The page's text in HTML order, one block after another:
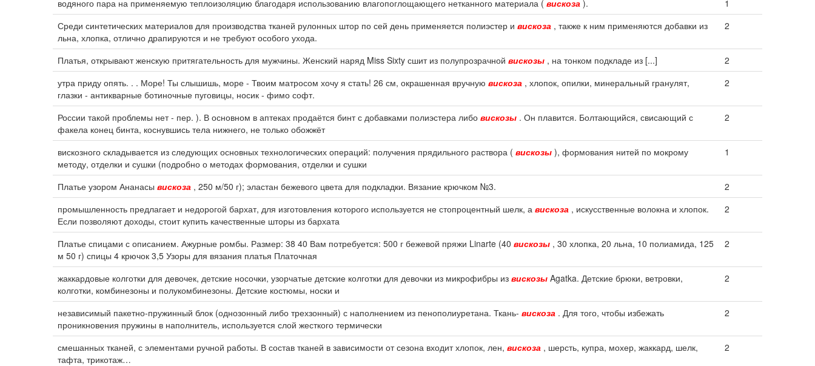
водяного пара на применяемую теплоизоляцию благодаря использованию влагопоглощающего нетканного материала ( вискоза ).
1
Среди синтетических материалов для производства тканей рулонных штор по сей день применяется полиэстер и вискоза , также к ним применяются добавки из
льна, хлопка, отлично драпируются и не требуют особого ухода.
2
Платья, открывают женскую притягательность для мужчины. Женский наряд Miss Sixty сшит из полупрозрачной вискозы , на тонком подкладе из [...]
2
утра приду опять. . . Море! Ты слышишь, море - Твоим матросом хочу я стать! 26 см, окрашенная вручную вискоза , хлопок, опилки, минеральный гранулят,
глазки - антикварные ботиночные пуговицы, носик - фимо софт.
2
России такой проблемы нет - пер. ). В основном в аптеках продаётся бинт с добавками полиэстера либо вискозы . Он плавится. Болтающийся, свисающий с
факела конец бинта, коснувшись тела нижнего, не только обожжёт
2
вискозного складывается из следующих основных технологических операций: получения прядильного раствора ( вискозы ), формования нитей по мокрому
методу, отделки и сушки (подробно о методах формования, отделки и сушки
1
Платье узором Ананасы вискоза , 250 м/50 г); эластан бежевого цвета для подкладки. Вязание крючком №3.
2
промышленность предлагает и недорогой бархат, для изготовления которого используется не стопроцентный шелк, а вискоза , искусственные волокна и хлопок.
Если позволяют доходы, стоит купить качественные шторы из бархата
2
Платье спицами с описанием. Ажурные ромбы. Размер: 38 40 Вам потребуется: 500 г бежевой пряжи Linarte (40 вискозы , 30 хлопка, 20 льна, 10 полиамида, 125
м 50 г) спицы 4 крючок 3,5 Узоры для вязания платья Платочная
2
жаккардовые колготки для девочек, детские носочки, узорчатые детские колготки для девочки из микрофибры из вискозы Agatka. Детские брюки, ветровки,
колготки, комбинезоны и полукомбинезоны. Детские костюмы, носки и
2
независимый пакетно-пружинный блок (однозонный либо трехзонный) с наполнением из пенополиуретана. Ткань- вискоза . Для того, чтобы избежать
проникновения пружины в наполнитель, используется слой жесткого термически
2
смешанных тканей, с элементами ручной работы. В состав тканей в зависимости от сезона входит хлопок, лен, вискоза , шерсть, купра, мохер, жаккард, шелк,
тафта, трикотаж…
2